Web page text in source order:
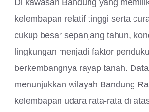
Di kawasan Bandung yang
kelembapan relatif tinggi serta
cukup besar sepanjang tahun,
lingkungan menjadi faktor
berkembangnya rayap tanah.
menunjukkan wilayah Bandung
kelembapan udara rata-rata di